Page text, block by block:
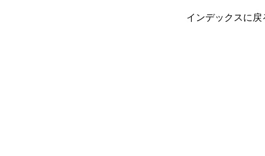
インデックスに戻